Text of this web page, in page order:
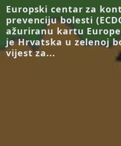
Europski centar za
prevenciju bolesti
ažuriranu kartu
je Hrvatska u zelenoj
vijest za...